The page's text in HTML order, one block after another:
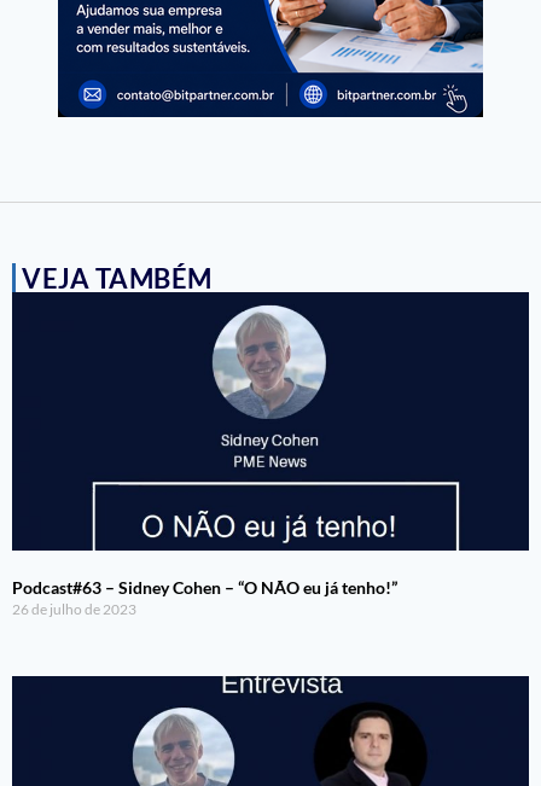
VEJA TAMBÉM
Podcast#63 – Sidney Cohen – “O NÃO eu já tenho!”
26 de julho de 2023